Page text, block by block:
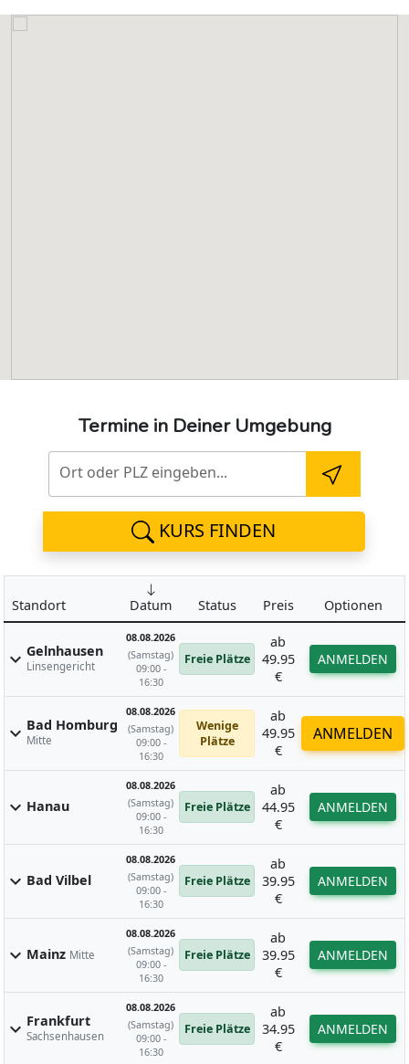
Termine in Deiner Umgebung
Ort oder PLZ eingeben...
KURS FINDEN
Standort Datum Status Preis Optionen
expand_more Gelnhausen
Linsengericht
08.08.2026
(Samstag)
09:00 -
16:30
Freie Plätze
ab
49.95
€
ANMELDEN
expand_more Bad Homburg
Mitte
08.08.2026
(Samstag)
09:00 -
16:30
Wenige
Plätze
ab
49.95
€
ANMELDEN
expand_more Hanau
08.08.2026
(Samstag)
09:00 -
16:30
Freie Plätze
ab
44.95
€
ANMELDEN
expand_more Bad Vilbel
08.08.2026
(Samstag)
09:00 -
16:30
Freie Plätze
ab
39.95
€
ANMELDEN
expand_more Mainz Mitte
08.08.2026
(Samstag)
09:00 -
16:30
Freie Plätze
ab
39.95
€
ANMELDEN
expand_more Frankfurt
Sachsenhausen
08.08.2026
(Samstag)
09:00 -
16:30
Freie Plätze
ab
34.95
€
ANMELDEN